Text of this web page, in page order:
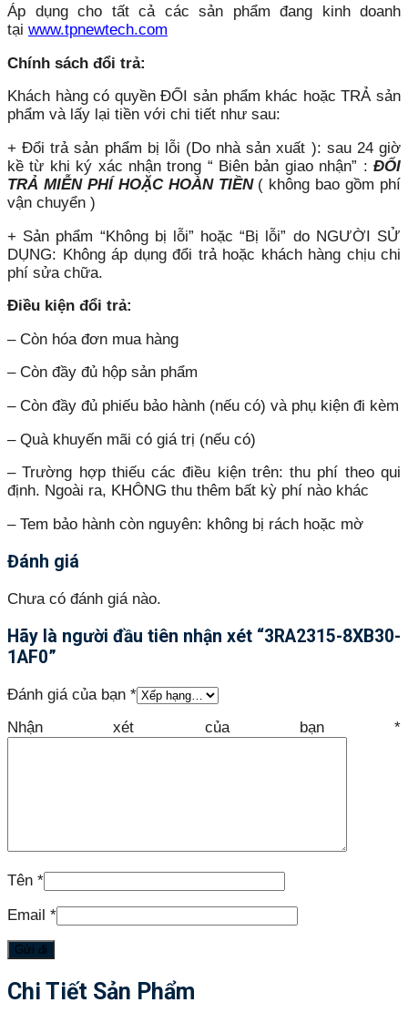
Áp dụng cho tất cả các sản phẩm đang kinh doanh
tại www.tpnewtech.com
Chính sách đổi trả:
Khách hàng có quyền ĐỔI sản phẩm khác hoặc TRẢ sản
phẩm và lấy lại tiền với chi tiết như sau:
+ Đổi trả sản phẩm bị lỗi (Do nhà sản xuất ): sau 24 giờ
kề từ khi ký xác nhận trong “ Biên bản giao nhận” : ĐỔI
TRẢ MIỄN PHÍ HOẶC HOÀN TIỀN( không bao gồm phí
vận chuyển )
+ Sản phẩm “Không bị lỗi” hoặc “Bị lỗi” do NGƯỜI SỬ
DỤNG: Không áp dụng đổi trả hoặc khách hàng chịu chi
phí sửa chữa.
Điều kiện đổi trả:
– Còn hóa đơn mua hàng
– Còn đầy đủ hộp sản phẩm
– Còn đầy đủ phiếu bảo hành (nếu có) và phụ kiện đi kèm
– Quà khuyến mãi có giá trị (nếu có)
– Trường hợp thiếu các điều kiện trên: thu phí theo qui
định. Ngoài ra, KHÔNG thu thêm bất kỳ phí nào khác
– Tem bảo hành còn nguyên: không bị rách hoặc mờ
Đánh giá
Chưa có đánh giá nào.
Hãy là người đầu tiên nhận xét “3RA2315-8XB30-
1AF0”
Đánh giá của bạn *
Nhận xét của bạn *
Tên *
Email *
Chi Tiết Sản Phẩm